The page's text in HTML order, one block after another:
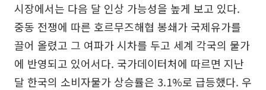
시장에서는 다음 달 인상 가능성을 높게 보고 있다.
중동 전쟁에 따른 호르무즈해협 봉쇄가 국제유가를
끌어 올렸고 그 여파가 시차를 두고 세계 각국의 물가
에 반영되고 있어서다. 국가데이터처에 따르면 지난
달 한국의 소비자물가 상승률은 3.1%로 급등했다. 우